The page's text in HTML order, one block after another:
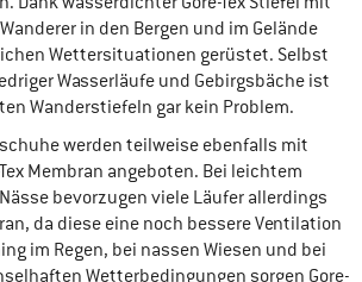
in den Bergen und im Gelände
Wettersituationen gerüstet. Selbst
Wasserläufe und Gebirgsbäche ist
Wanderstiefeln gar kein Problem.
werden teilweise ebenfalls mit
Membran angeboten. Bei leichtem
bevorzugen viele Läufer allerdings
da diese eine noch bessere Ventilation
im Regen, bei nassen Wiesen und bei
Wetterbedingungen sorgen Gore-